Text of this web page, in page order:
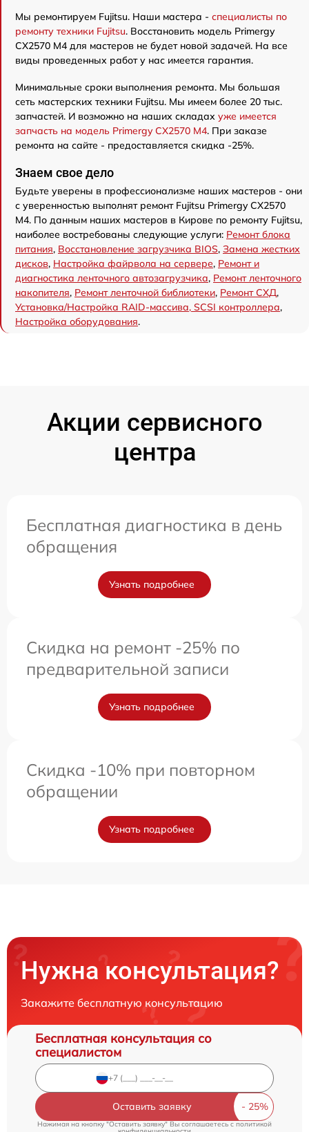
Мы ремонтируем Fujitsu. Наши мастера - специалисты по
ремонту техники Fujitsu. Восстановить модель Primergy
CX2570 M4 для мастеров не будет новой задачей. На все
виды проведенных работ у нас имеется гарантия.
Минимальные сроки выполнения ремонта. Мы большая
сеть мастерских техники Fujitsu. Мы имеем более 20 тыс.
запчастей. И возможно на наших складах уже имеется
запчасть на модель Primergy CX2570 M4. При заказе
ремонта на сайте - предоставляется скидка -25%.
Знаем свое дело
Будьте уверены в профессионализме наших мастеров - они
с уверенностью выполнят ремонт Fujitsu Primergy CX2570
M4. По данным наших мастеров в Кирове по ремонту Fujitsu,
наиболее востребованы следующие услуги: Ремонт блока
питания, Восстановление загрузчика BIOS, Замена жестких
дисков, Настройка файрвола на сервере, Ремонт и
диагностика ленточного автозагрузчика, Ремонт ленточного
накопителя, Ремонт ленточной библиотеки, Ремонт СХД,
Установка/Настройка RAID-массива, SCSI контроллера,
Настройка оборудования.
Акции сервисного
центра
Бесплатная диагностика в день
обращения
Узнать подробнее
Скидка на ремонт -25% по
предварительной записи
Узнать подробнее
Скидка -10% при повторном
обращении
Узнать подробнее
Нужна консультация?
Закажите бесплатную консультацию
Бесплатная консультация со
специалистом
Оставить заявку
Нажимая на кнопку "Оставить заявку" Вы соглашаетесь cполитикой